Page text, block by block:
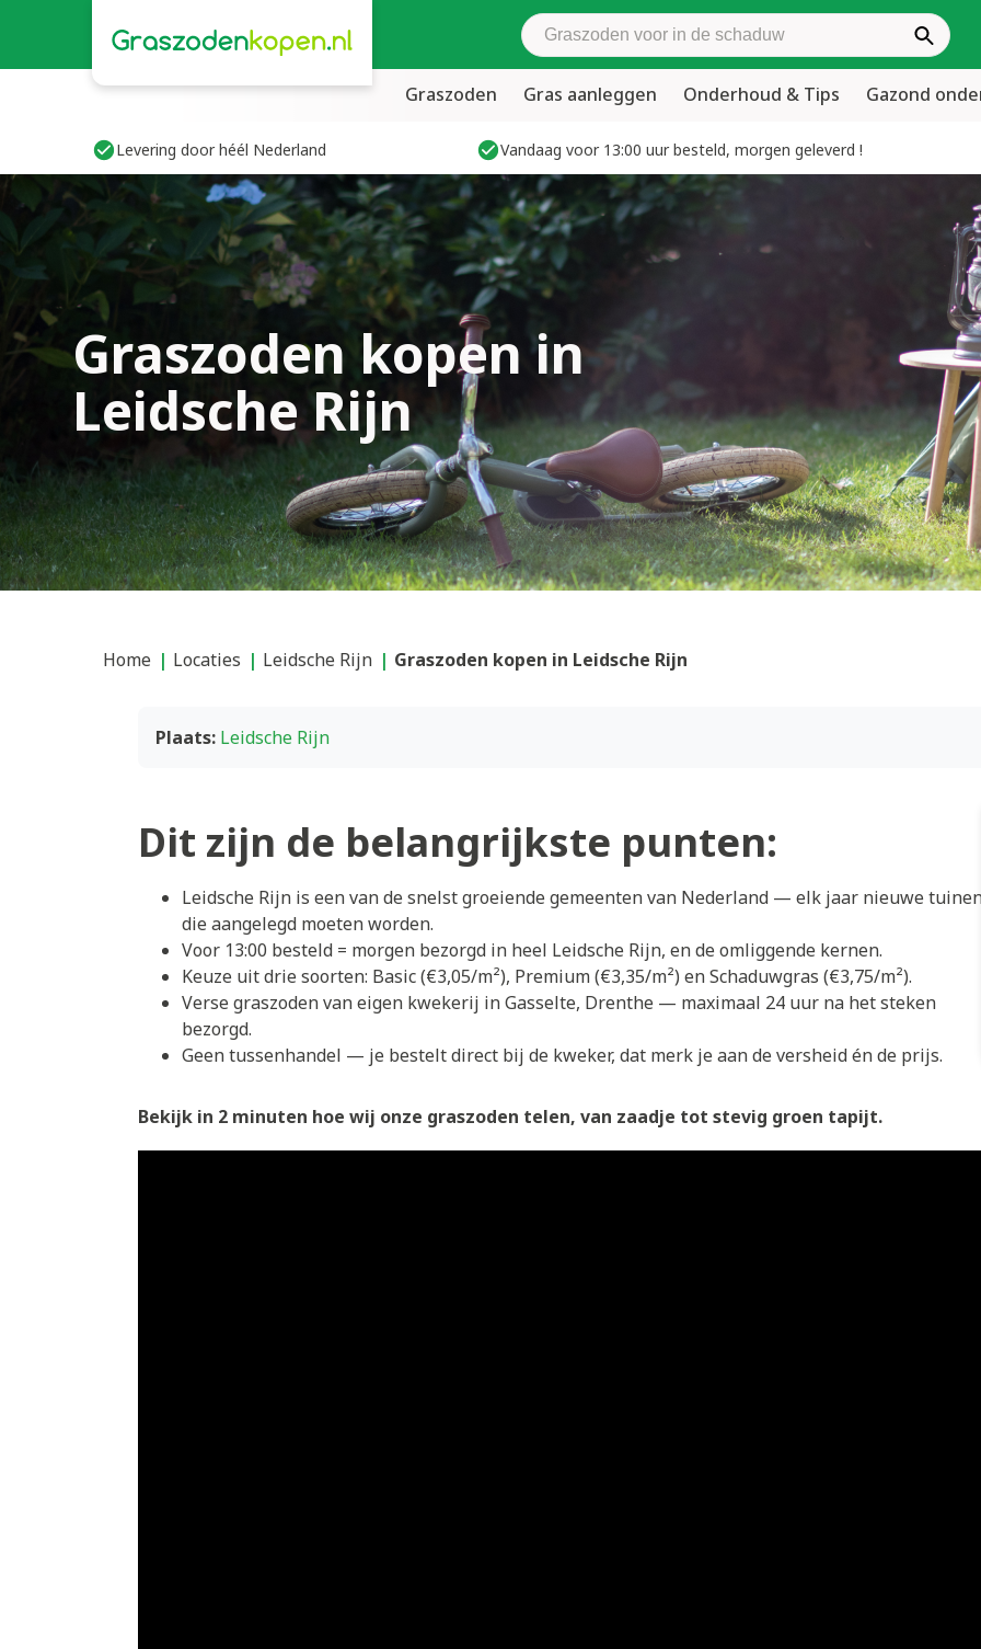
Zoek graszoden
Graszoden Gras aanleggen Onderhoud & Tips Gazond
Levering door héél Nederland Vandaag voor 13:00 uur besteld, morgen geleverd !
Graszoden kopen in
Leidsche Rijn
Home Locaties Leidsche Rijn Graszoden kopen in Leidsche Rijn
Plaats: Leidsche Rijn
Dit zijn de belangrijkste punten:
Leidsche Rijn is een van de snelst groeiende gemeenten van Nederland — elk jaar nieuwe
die aangelegd moeten worden.
Voor 13:00 besteld = morgen bezorgd in heel Leidsche Rijn, en de omliggende kernen.
Keuze uit drie soorten: Basic (€3,05/m²), Premium (€3,35/m²) en Schaduwgras (€3,75/m²).
Verse graszoden van eigen kwekerij in Gasselte, Drenthe — maximaal 24 uur na het steken
bezorgd.
Geen tussenhandel — je bestelt direct bij de kweker, dat merk je aan de versheid én de prijs.
Bekijk in 2 minuten hoe wij onze graszoden telen, van zaadje tot stevig groen tapijt.